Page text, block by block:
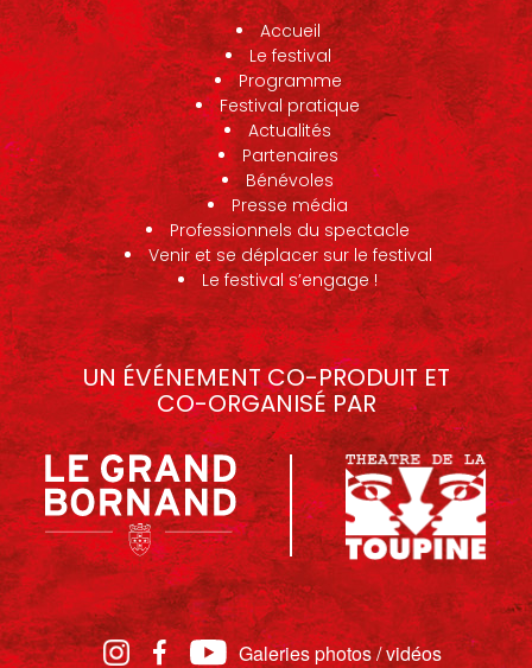
Accueil
Le festival
Programme
Festival pratique
Actualités
Partenaires
Bénévoles
Presse média
Professionnels du spectacle
Venir et se déplacer sur le festival
Le festival s’engage !
UN ÉVÉNEMENT CO-PRODUIT ET
CO-ORGANISÉ PAR
Galeries photos / vidéos